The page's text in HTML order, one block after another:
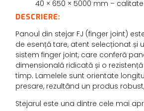
40 × 650 × 5000 mm – calitate
DESCRIERE:
Panoul din stejar FJ (finger joint)
de esență tare, atent selecționat și
sistem finger joint, care conferă
dimensională ridicată și o
timp. Lamelele sunt orientate
presare, rezultând un produs
Stejarul este una dintre cele mai